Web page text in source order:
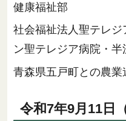
健康福祉部
社会福祉法人聖テレジ
ン聖テレジア病院・
青森県五戸町との農
令和7年9月11日